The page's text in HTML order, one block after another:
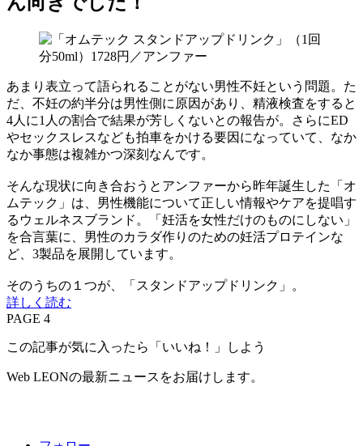
あまり表立って語られることがない男性不妊という問題。た
だ、不妊の約半分は男性側に原因があり、精液検査をすると
4人に1人の割合で結果が芳しくないとの報告が。さらにED
やセックスレスなども拍車をかける要因になっていて、なか
なか事態は複雑かつ深刻なんです。
そんな現状に向き合おうとアンファーから昨年誕生した「オ
ムテック」は、男性機能について正しい情報やケアを提唱す
るウェルネスブランド。「妊活を女性だけのものにしない」
を合言葉に、男性のカラダ作りのための妊活プロテインな
ど、3製品を展開しています。
そのうちの１つが、「スタンドアップドリンク」。
詳しく読む
PAGE 4
この記事が気に入ったら「いいね！」しよう
Web LEONの最新ニュースをお届けします。